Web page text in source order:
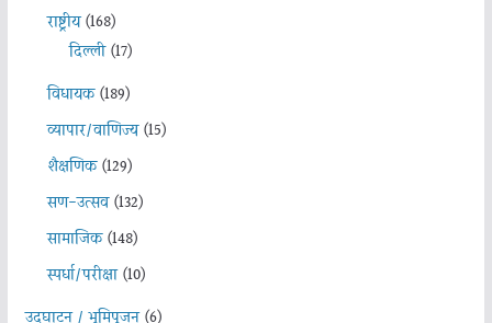
राष्ट्रीय(168)
दिल्ली(17)
विधायक(189)
व्यापार/वाणिज्य(15)
शैक्षणिक(129)
सण-उत्सव(132)
सामाजिक(148)
स्पर्धा/परीक्षा(10)